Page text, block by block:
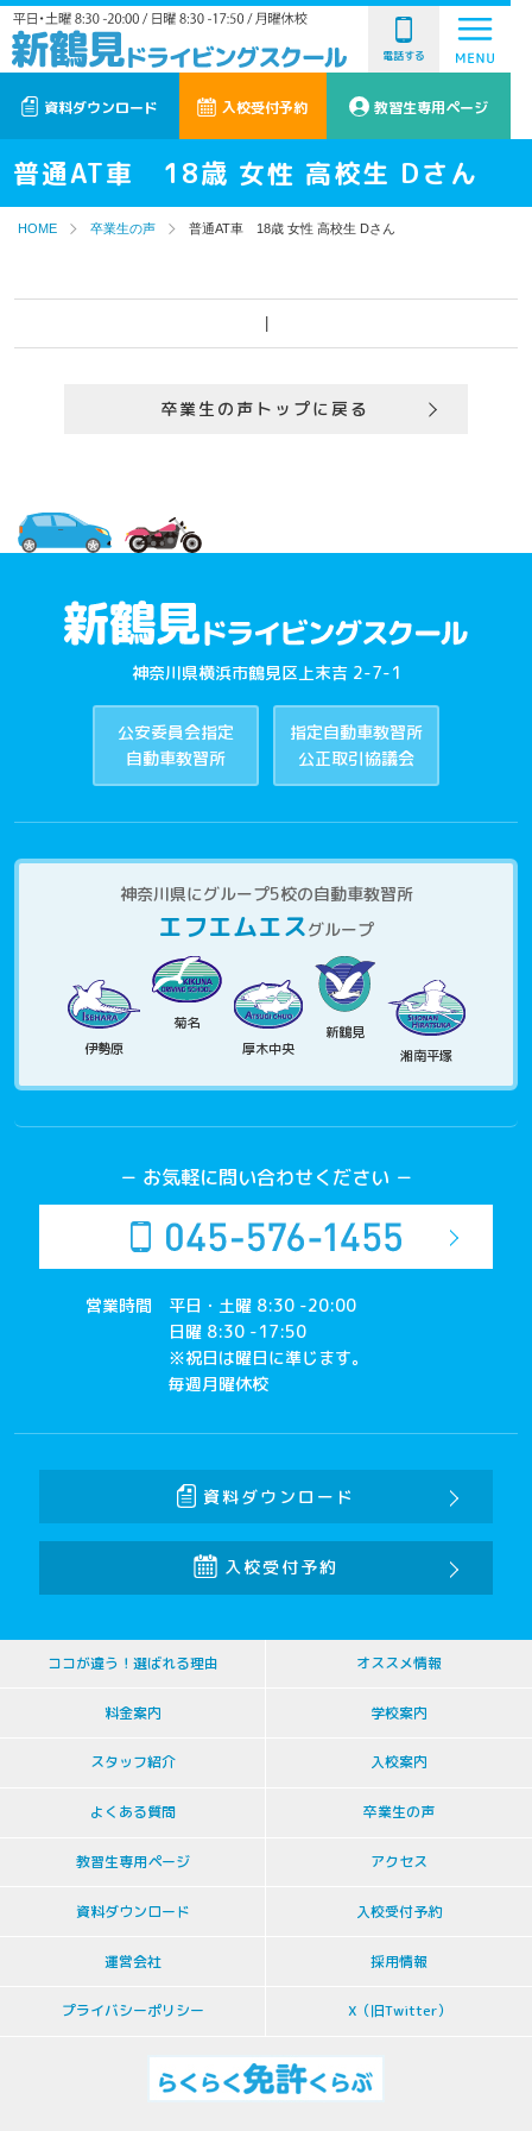
電話する
資料ダウンロード 入校受付予約 教習生専用ページ
普通AT車 18歳 女性 高校生 Dさん
HOME 卒業生の声 普通AT車 18歳 女性 高校生 Dさん
卒業生の声トップに戻る
神奈川県横浜市鶴見区上末吉 2-7-1
公安委員会指定
自動車教習所
指定自動車教習所
公正取引協議会
神奈川県にグループ5校の自動車教習所
エフエムエスグループ
伊勢原
菊名
厚木中央
新鶴見
湘南平塚
－ お気軽に問い合わせください －
営業時間
平日・土曜 8:30 -20:00
日曜 8:30 -17:50
※祝日は曜日に準じます。
毎週月曜休校
資料ダウンロード
入校受付予約
ココが違う！選ばれる理由 オススメ情報
料金案内 学校案内
スタッフ紹介 入校案内
よくある質問 卒業生の声
教習生専用ページ アクセス
資料ダウンロード 入校受付予約
運営会社 採用情報
プライバシーポリシー X（旧Twitter）